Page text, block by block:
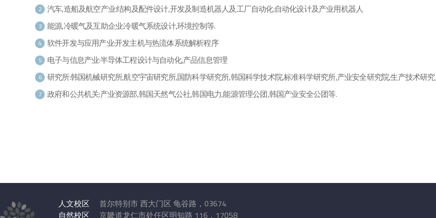
2 汽车,造船及航空产业:结构及配件设计,开发及制造机器人及工厂自动化:自动化设计及产业用机器人
3 能源,冷暖气及互助企业:冷暖气系统设计,环境控制等.
4 软件开发与应用产业:开发主机与热流体系统解析程序
5 电子与信息产业:半导体工程设计与自动化,产品信息管理
6 研究所:韩国机械研究所,航空宇宙研究所,国防科学研究所,韩国科学技术院,标准科学研究所,产业安全研究院,生产技术研
7 政府和公共机关:产业资源部,韩国天然气公社,韩国电力,能源管理公团,韩国产业安全公团等.
人文校区
首尔特别市 西大门区 龟谷路，03674
自然校区
京畿道龙仁市处任区明知路 116，17058